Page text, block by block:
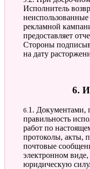
Исполнитель
рекламной
предоставляет
Стороны
на дату
6.
6.1. Документами, подтверждающими
правильность
работ по
протоколы, акты,
почтовые
электронном
юридическую силу.